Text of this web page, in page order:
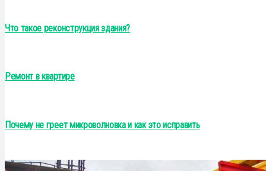
Что такое реконструкция здания?
Ремонт в квартире
Почему не греет микроволновка и как это исправить